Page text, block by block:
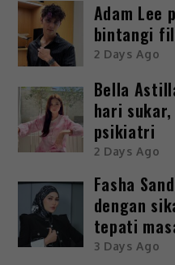
Adam Lee
bintangi
2 Days Ago
Bella
hari
psikiatri
2 Days Ago
Fasha
dengan
tepati
3 Days Ago